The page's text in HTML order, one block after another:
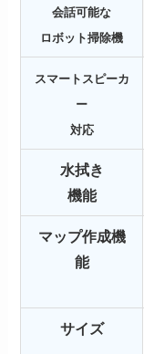
会話可能な
ロボット掃除機
スマートスピーカ
ー
対応
水拭き
機能
マップ作成機
能
サイズ